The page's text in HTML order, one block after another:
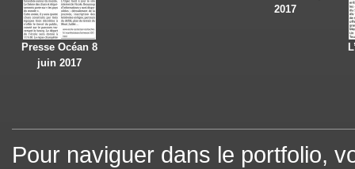
Presse Océan 8
juin 2017
2017
Pour naviguer dans le portfolio,